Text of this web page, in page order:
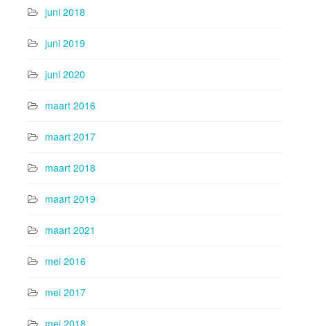
juni 2018
juni 2019
juni 2020
maart 2016
maart 2017
maart 2018
maart 2019
maart 2021
mei 2016
mei 2017
mei 2018